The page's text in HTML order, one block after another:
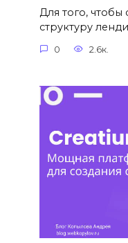
Для того, чтобы
структуру
0 2.6к.